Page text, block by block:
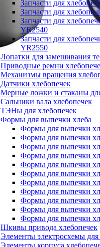
Запчасти для
Запчасти для
Запчасти для
YR2540
Запчасти для
YR2550
Лопатки для замешивания
Приводные ремни
Механизмы вращения
Датчики хлебопечек
Мерные ложки и стаканы
Сальники вала хлебопечек
ТЭНы для хлебопечек
Формы для выпечки хлеба
Формы для выпечки
Формы для выпечки
Формы для выпечки
Формы для выпечки
Формы для выпечки
Формы для выпечки
Формы для выпечки
Формы для выпечки
Формы для выпечки
Формы для выпечки
Формы для выпечки
Шкивы привода хлебопечек
Элементы электросхемы для
Элементы корпуса